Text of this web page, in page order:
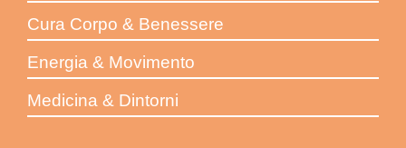
Cura Corpo & Benessere
Energia & Movimento
Medicina & Dintorni